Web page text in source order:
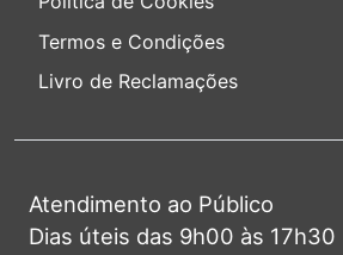
Termos e Condições
Livro de Reclamações
Atendimento ao Público
Dias úteis das 9h00 às 17h30